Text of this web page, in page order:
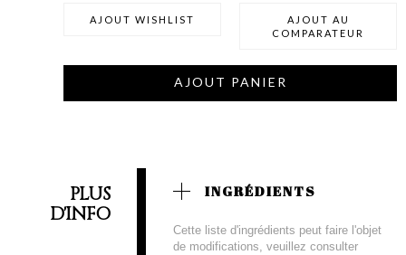
AJOUT WISHLIST
AJOUT AU
COMPARATEUR
AJOUT PANIER
PLUS
D'INFO
INGRÉDIENTS
Cette liste d'ingrédients peut faire l'objet
de modifications, veuillez consulter